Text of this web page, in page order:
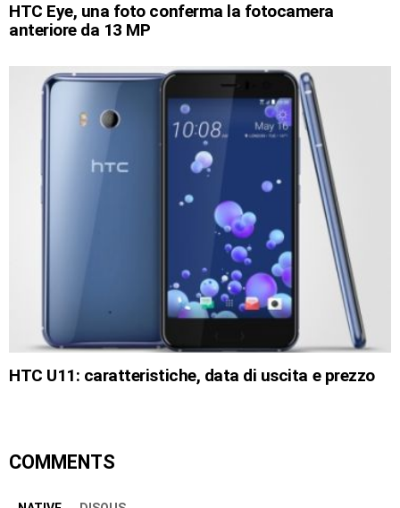
HTC Eye, una foto conferma la fotocamera
anteriore da 13 MP
HTC U11: caratteristiche, data di uscita e prezzo
COMMENTS